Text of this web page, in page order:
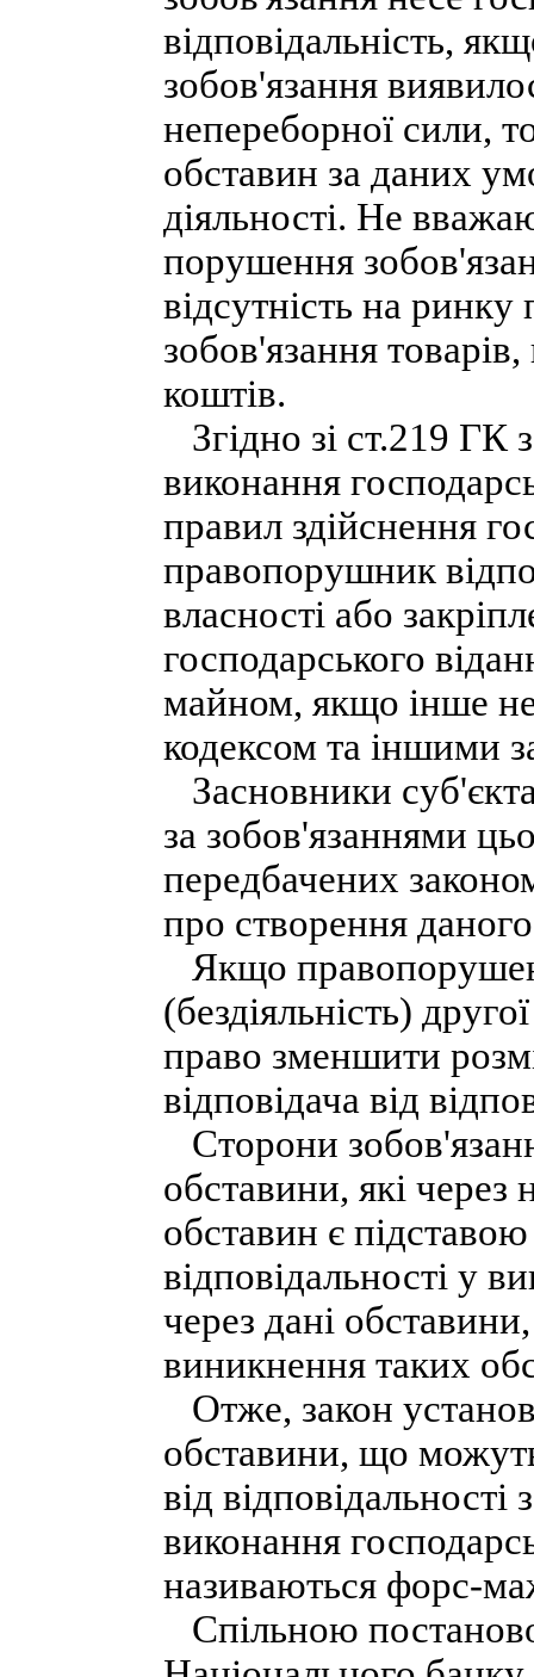
відповідальність,
зобов'язання
непереборної сили,
обставин за даних
діяльності. Не
порушення
відсутність на
зобов'язання
коштів.
Згідно зі ст.219 ГК
виконання
правил здійснення
правопорушник
власності або
господарського
майном, якщо інше
кодексом та іншими
Засновники
за зобов'язаннями
передбачених
про створення
Якщо
(бездіяльність)
право зменшити
відповідача від
Сторони
обставини, які
обставин є підставою
відповідальності у
через дані
виникнення таких
Отже, закон
обставини, що
від
виконання
називаються форс-
Спільною